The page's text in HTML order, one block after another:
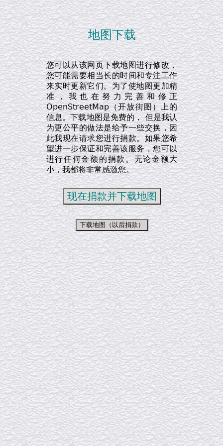
地图下载
您可以从该网页下载地图进行修改，
您可能需要相当长的时间和专注工作
来实时更新它们。为了使地图更加精
准，我也在努力完善和修正
OpenStreetMap（开放街图）上的
信息。下载地图是免费的， 但是我认
为更公平的做法是给予一些交换，因
此我现在请求您进行捐款。如果您希
望进一步保证和完善该服务，您可以
进行任何金额的捐款。无论金额大
小，我都将非常感激您。